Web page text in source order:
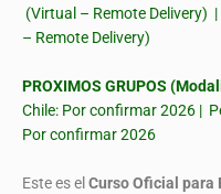
(Virtual – Remote Delivery) |
– Remote Delivery)
PROXIMOS GRUPOS
Chile: Por confirmar 2026 |
Por confirmar 2026
Este es el Curso Oficial para